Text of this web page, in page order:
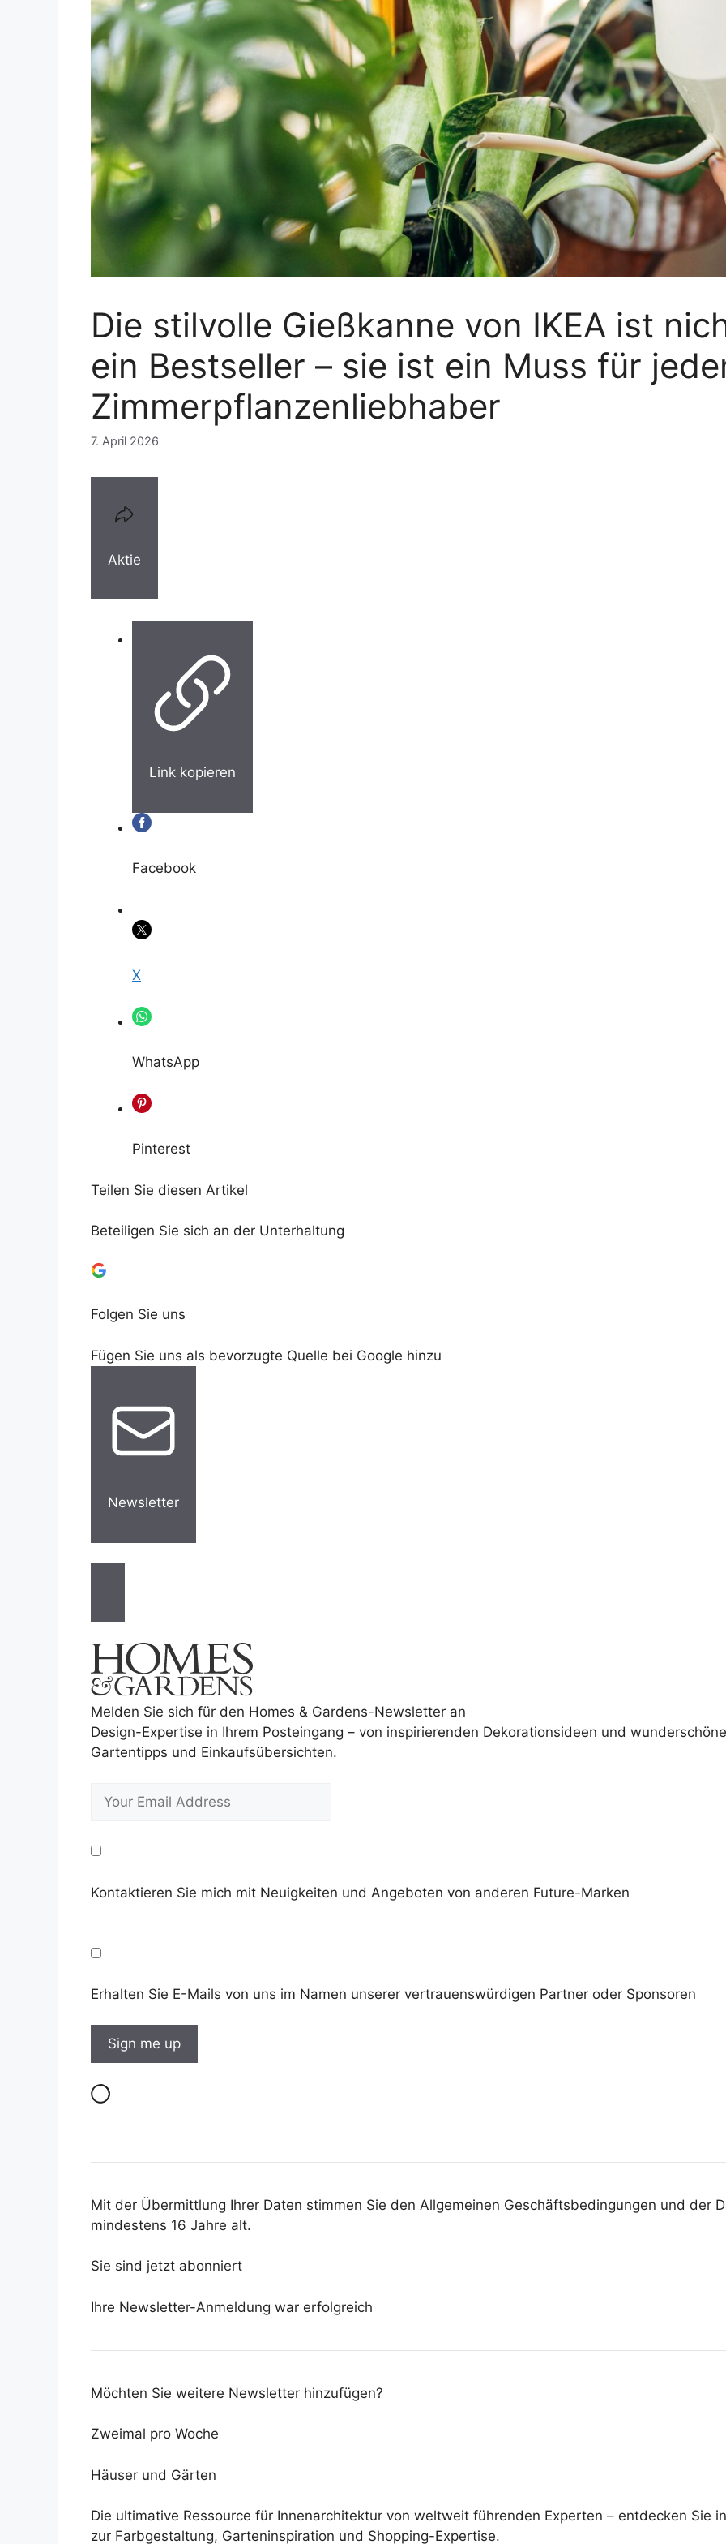
Die stilvolle Gießkanne von IKEA ist
ein Bestseller – sie ist ein Muss für
Zimmerpflanzenliebhaber
7. April 2026
Aktie
Link kopieren
Facebook
X
WhatsApp
Pinterest
Teilen Sie diesen Artikel
Beteiligen Sie sich an der Unterhaltung
Folgen Sie uns
Fügen Sie uns als bevorzugte Quelle bei Google hinzu
Newsletter
Melden Sie sich für den Homes & Gardens-Newsletter an
Design-Expertise in Ihrem Posteingang – von inspirierenden Dekorationsideen und
Gartentipps und Einkaufsübersichten.
Kontaktieren Sie mich mit Neuigkeiten und Angeboten von anderen Future-Marken
Erhalten Sie E-Mails von uns im Namen unserer vertrauenswürdigen Partner oder Sponsoren
Mit der Übermittlung Ihrer Daten stimmen Sie den Allgemeinen Geschäftsbedingungen und der
mindestens 16 Jahre alt.
Sie sind jetzt abonniert
Ihre Newsletter-Anmeldung war erfolgreich
Möchten Sie weitere Newsletter hinzufügen?
Zweimal pro Woche
Häuser und Gärten
Die ultimative Ressource für Innenarchitektur von weltweit führenden Experten – entdecken Sie
zur Farbgestaltung, Garteninspiration und Shopping-Expertise.